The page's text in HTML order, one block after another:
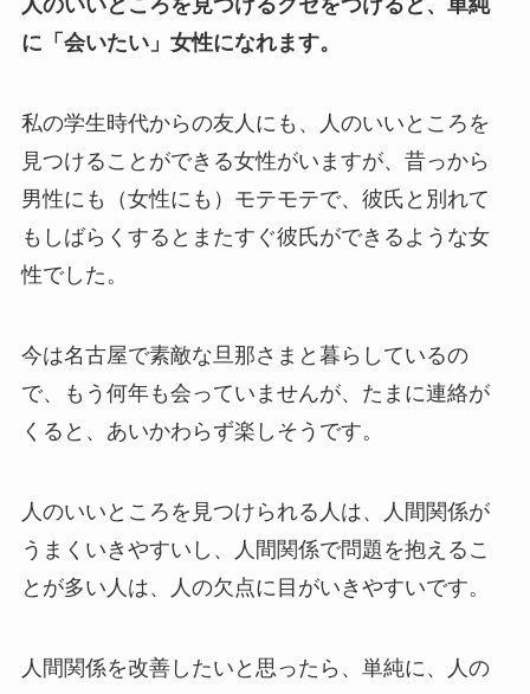
人のいいところを見つけるクセをつけると、単純
に「会いたい」女性になれます。
私の学生時代からの友人にも、人のいいところを
見つけることができる女性がいますが、昔っから
男性にも（女性にも）モテモテで、彼氏と別れて
もしばらくするとまたすぐ彼氏ができるような女
性でした。
今は名古屋で素敵な旦那さまと暮らしているの
で、もう何年も会っていませんが、たまに連絡が
くると、あいかわらず楽しそうです。
人のいいところを見つけられる人は、人間関係が
うまくいきやすいし、人間関係で問題を抱えるこ
とが多い人は、人の欠点に目がいきやすいです。
人間関係を改善したいと思ったら、単純に、人の